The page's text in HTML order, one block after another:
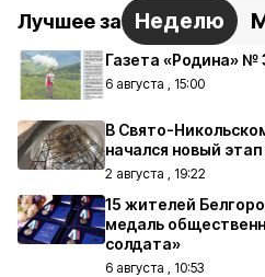
Лучшее за Неделю
Газета «Родина» №
6 августа , 15:00
В Свято-
начался новый
2 августа , 19:22
15 жителей
медаль
солдата»
6 августа , 10:53